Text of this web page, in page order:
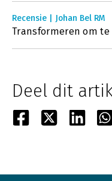
Recensie | Johan Bel RM
Transformeren om te
Deel dit